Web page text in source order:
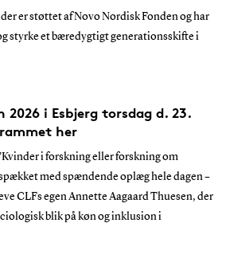
er støttet af Novo Nordisk Fonden og har
styrke et bæredygtigt generationsskifte i
2026 i Esbjerg torsdag d. 23.
her
i forskning eller forskning om
med spændende oplæg hele dagen –
CLFs egen Annette Aagaard Thuesen, der
blik på køn og inklusion i